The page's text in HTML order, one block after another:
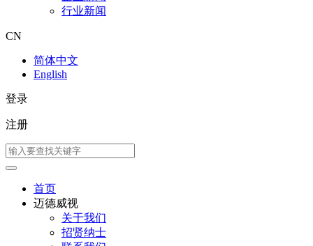
行业新闻
CN
简体中文
English
登录
注册
首页
迈德威视
关于我们
招贤纳士